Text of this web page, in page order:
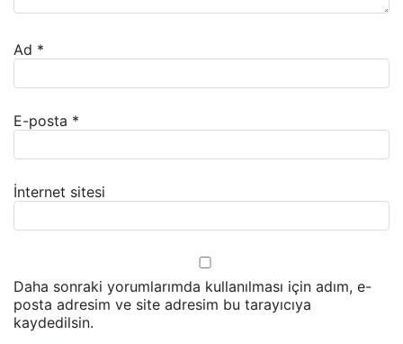
Ad *
E-posta *
İnternet sitesi
Daha sonraki yorumlarımda kullanılması için adım, e-
posta adresim ve site adresim bu tarayıcıya
kaydedilsin.